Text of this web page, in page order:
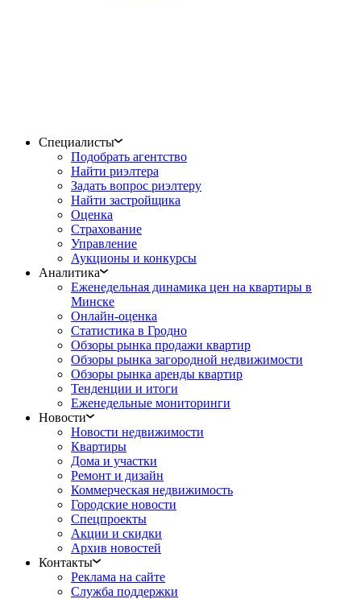
Специалисты
Подобрать агентство
Найти риэлтера
Задать вопрос риэлтеру
Найти застройщика
Оценка
Страхование
Управление
Аукционы и конкурсы
Аналитика
Еженедельная динамика цен на квартиры в
Минске
Онлайн-оценка
Статистика в Гродно
Обзоры рынка продажи квартир
Обзоры рынка загородной недвижимости
Обзоры рынка аренды квартир
Тенденции и итоги
Еженедельные мониторинги
Новости
Новости недвижимости
Квартиры
Дома и участки
Ремонт и дизайн
Коммерческая недвижимость
Городские новости
Спецпроекты
Акции и скидки
Архив новостей
Контакты
Реклама на сайте
Служба поддержки